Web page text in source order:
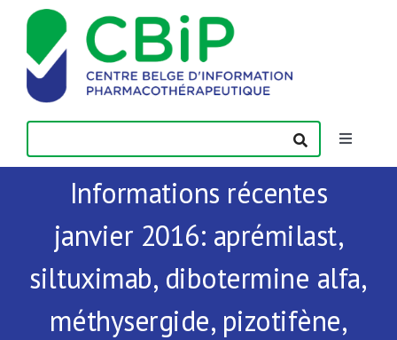
Passer
contenu
Toggle
Actualités
Publications
Informations récentes
janvier 2016: aprémilast,
siltuximab, dibotermine alfa,
méthysergide, pizotifène,